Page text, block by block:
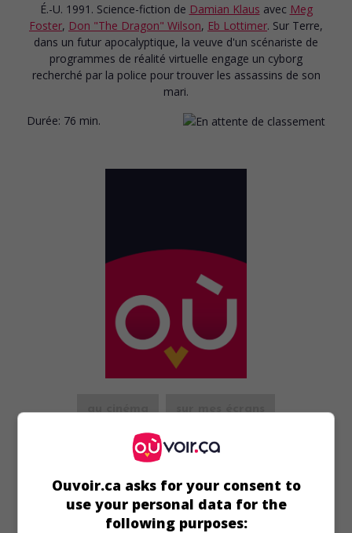
É.-U. 1991. Science-fiction de Damian Klaus avec Meg
Foster, Don "The Dragon" Wilson, Eb Lottimer. Sur Terre,
dans un futur apocalyptique, la veuve d'un scénariste de
programmes de réalité virtuelle engage un cyborg
recherché par la police pour trouver les assassins de son
mari.
Durée: 76 min.
Code of the Fearless
É.-U. 1939. Westernde Bernard B. Ray
Claire Rochelle ,John Merton. Un cow-boy se fait le
protecteur de la propriétaire d'un ranch aux prises avec un
escroc.
Ouvoir.ca asks for your consent to
use your personal data for the
following purposes: